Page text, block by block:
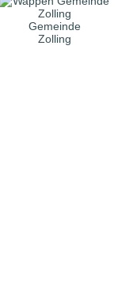
Gemeinde
Zolling